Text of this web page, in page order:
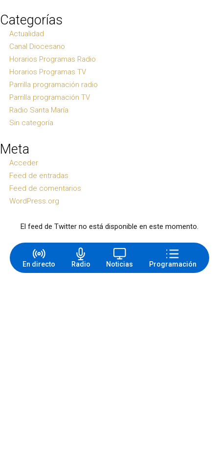
Categorías
Actualidad
Canal Diocesano
Horarios Programas Radio
Horarios Programas TV
Parrilla programación radio
Parrilla programación TV
Radio Santa María
Sin categoría
Meta
Acceder
Feed de entradas
Feed de comentarios
WordPress.org
El feed de Twitter no está disponible en este momento.
En directo Radio Noticias Programación